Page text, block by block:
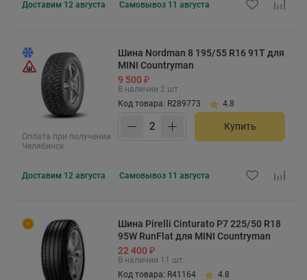
Доставим 12 августа Самовывоз 11 августа
Оплата при получении
Челябинск
Шина Nordman 8 195/55 R16 91T для
MINI Countryman
9 500 ₽
В наличии 2 шт.
Код товара: R289773
4.8
Купить
Доставим 12 августа Самовывоз 11 августа
Шина Pirelli Cinturato P7 225/50 R18
95W RunFlat для MINI Countryman
22 400 ₽
В наличии 11 шт.
Код товара: R41164
4.8